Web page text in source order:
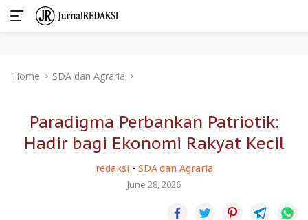
Home SDA dan Agraria
Paradigma Perbankan Patriotik:
Hadir bagi Ekonomi Rakyat Kecil
redaksi - SDA dan Agraria
June 28, 2026